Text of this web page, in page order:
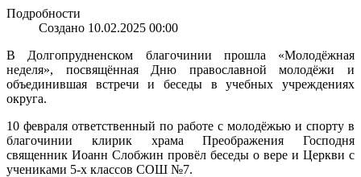
Подробности
Создано 10.02.2025 00:00
В Долгопрудненском благочинии прошла «Молодёжная
неделя», посвящённая Дню православной молодёжи и
объединившая встречи и беседы в учебных учреждениях
округа.
10 февраля ответственный по работе с молодёжью и спорту в
благочинии клирик храма Преображения Господня
священник Иоанн Слобжин провёл беседы о вере и Церкви с
учениками 5-х классов СОШ №7.